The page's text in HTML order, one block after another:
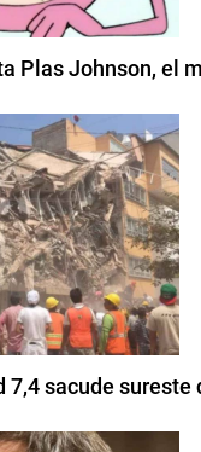
Plas Johnson, el
7,4 sacude